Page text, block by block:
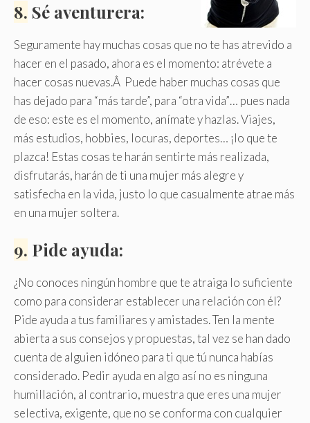
8. Sé aventurera:
Seguramente hay muchas cosas que no te has atrevido a
hacer en el pasado, ahora es el momento: atrévete a
hacer cosas nuevas.Â Puede haber muchas cosas que
has dejado para “más tarde”, para “otra vida”… pues nada
de eso: este es el momento, anímate y hazlas. Viajes,
más estudios, hobbies, locuras, deportes… ¡lo que te
plazca! Estas cosas te harán sentirte más realizada,
disfrutarás, harán de ti una mujer más alegre y
satisfecha en la vida, justo lo que casualmente atrae más
en una mujer soltera.
9. Pide ayuda:
¿No conoces ningún hombre que te atraiga lo suficiente
como para considerar establecer una relación con él?
Pide ayuda a tus familiares y amistades. Ten la mente
abierta a sus consejos y propuestas, tal vez se han dado
cuenta de alguien idóneo para ti que tú nunca habías
considerado. Pedir ayuda en algo así no es ninguna
humillación, al contrario, muestra que eres una mujer
selectiva, exigente, que no se conforma con cualquier